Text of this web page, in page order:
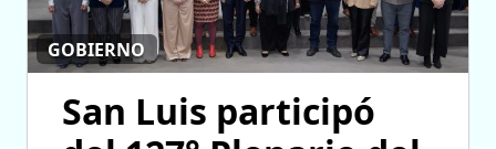
GOBIERNO
San Luis participó